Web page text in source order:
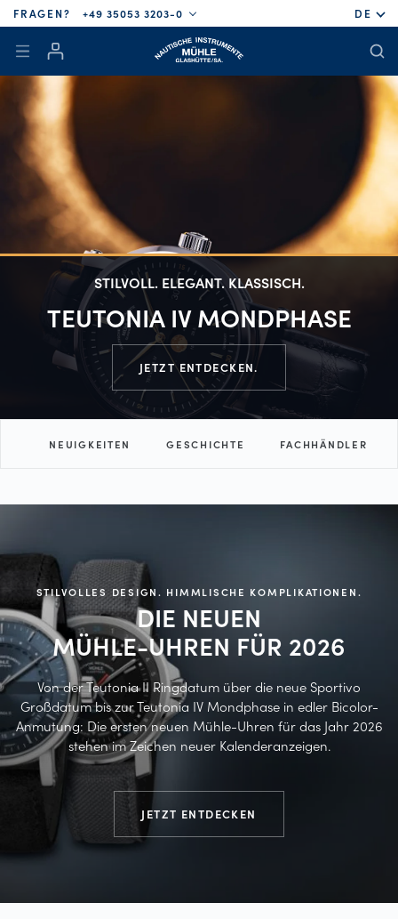
FRAGEN? +49 35053 3203-0 DE
STILVOLL. ELEGANT. KLASSISCH.
TEUTONIA IV MONDPHASE
JETZT ENTDECKEN.
NEUIGKEITEN GESCHICHTE FACHHÄNDLER
STILVOLLES DESIGN. HIMMLISCHE KOMPLIKATIONEN.
DIE NEUEN
MÜHLE-UHREN FÜR 2026
Von der Teutonia II Ringdatum über die neue Sportivo
Großdatum bis zur Teutonia IV Mondphase in edler Bicolor-
Anmutung: Die ersten neuen Mühle-Uhren für das Jahr 2026
stehen im Zeichen neuer Kalenderanzeigen.
JETZT ENTDECKEN